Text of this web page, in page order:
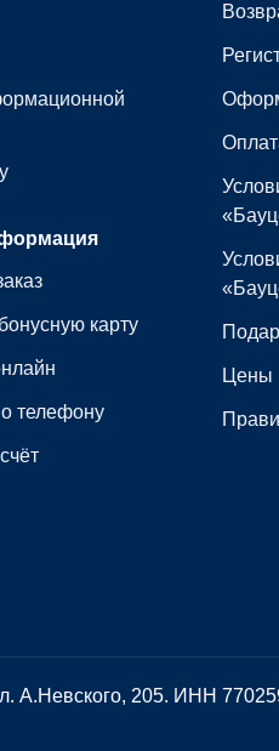
карту
телефону
Цены
А.Невского, 205. ИНН